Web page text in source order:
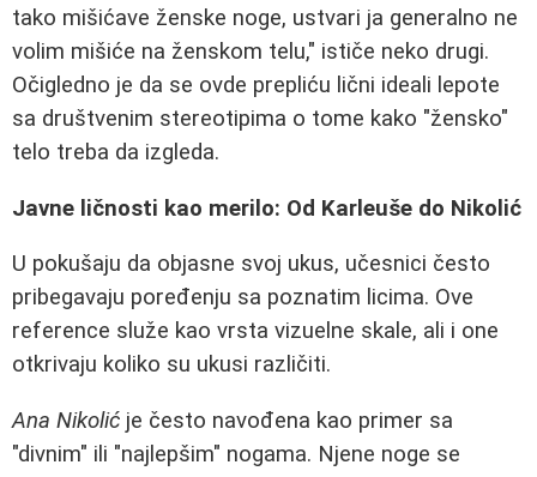
tako mišićave ženske noge, ustvari ja generalno ne
volim mišiće na ženskom telu," ističe neko drugi.
Očigledno je da se ovde prepliću lični ideali lepote
sa društvenim stereotipima o tome kako "žensko"
telo treba da izgleda.
Javne ličnosti kao merilo: Od Karleuše do Nikolić
U pokušaju da objasne svoj ukus, učesnici često
pribegavaju poređenju sa poznatim licima. Ove
reference služe kao vrsta vizuelne skale, ali i one
otkrivaju koliko su ukusi različiti.
Ana Nikolić je često navođena kao primer sa
"divnim" ili "najlepšim" nogama. Njene noge se